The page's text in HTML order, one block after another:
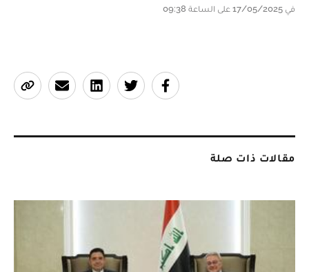
في 17/05/2025 على الساعة 09:38
مقالات ذات صلة